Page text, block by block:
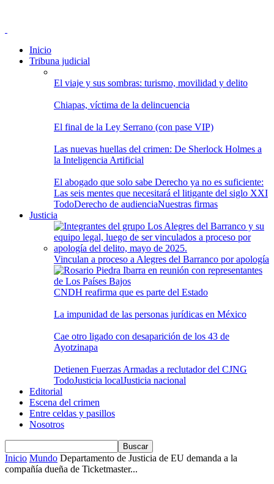
Inicio
Tribuna judicial
El viaje y sus sombras: turismo, movilidad y delito
Chiapas, víctima de la delincuencia
El final de la Ley Serrano (con pase VIP)
Las nuevas huellas del crimen: De Sherlock Holmes a
la Inteligencia Artificial
El abogado que solo sabe Derecho ya no es suficiente:
Las seis mentes que necesitará el litigante del siglo XXI
TodoDerecho de audienciaNuestras firmas
Justicia
Vinculan a proceso a Alegres del Barranco por apología
CNDH reafirma que es parte del Estado
La impunidad de las personas jurídicas en México
Cae otro ligado con desaparición de los 43 de
Ayotzinapa
Detienen Fuerzas Armadas a reclutador del CJNG
TodoJusticia localJusticia nacional
Editorial
Escena del crimen
Entre celdas y pasillos
Nosotros
Inicio Mundo Departamento de Justicia de EU demanda a la
compañía dueña de Ticketmaster...